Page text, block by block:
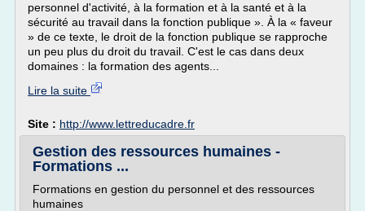
personnel d'activité, à la formation et à la santé et à la
sécurité au travail dans la fonction publique ». À la « faveur
» de ce texte, le droit de la fonction publique se rapproche
un peu plus du droit du travail. C'est le cas dans deux
domaines : la formation des agents...
Lire la suite
Site : http://www.lettreducadre.fr
Gestion des ressources humaines -
Formations ...
Formations en gestion du personnel et des ressources
humaines